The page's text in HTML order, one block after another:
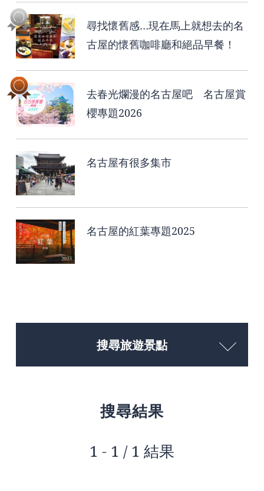
尋找懷舊感…現在馬上就想去的名
古屋的懷舊咖啡廳和絕品早餐！
去春光爛漫的名古屋吧 名古屋賞
櫻專題2026
名古屋有很多集市
名古屋的紅葉專題2025
搜尋旅遊景點
搜尋結果
1 - 1 / 1 結果